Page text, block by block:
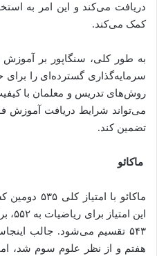
دریافت می‌کند و این امر به
کمک می‌کند.
به طور کلی، سنگاپور بر
سرمایه‌گذاری گسترده‌ای را
روش‌های تدریس و معلمان با
می‌تواند شرایط دریافت آموزش
تضمین کند.
ماکائو
ماکائو با
۵۴۳ تقسیم می‌شود. جالب
هفتم و از نظر علوم سوم شد، اما